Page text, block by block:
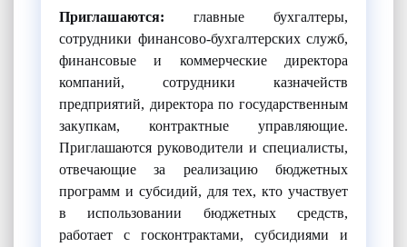
Приглашаются: главные бухгалтеры,
сотрудники финансово-бухгалтерских служб,
финансовые и коммерческие директора
компаний, сотрудники казначейств
предприятий, директора по государственным
закупкам, контрактные управляющие.
Приглашаются руководители и специалисты,
отвечающие за реализацию бюджетных
программ и субсидий, для тех, кто участвует
в использовании бюджетных средств,
работает с госконтрактами, субсидиями и